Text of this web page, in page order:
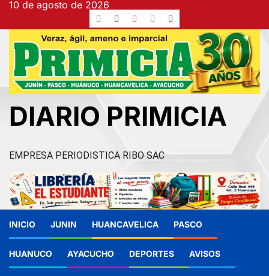
contenido
10 de agosto de 2026
Facebook
TikTokYouTube
Instagram
X
DIARIO PRIMICIA
EMPRESA PERIODISTICA RIBO SAC
INICIO JUNIN HUANCAVELICA PASCO
HUANUCO AYACUCHO DEPORTES AVISOS